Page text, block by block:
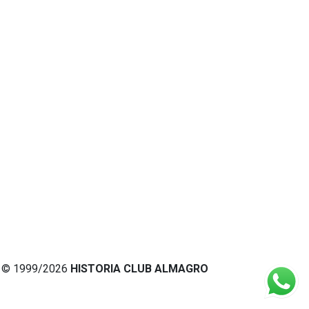
© 1999/2026 HISTORIA CLUB ALMAGRO